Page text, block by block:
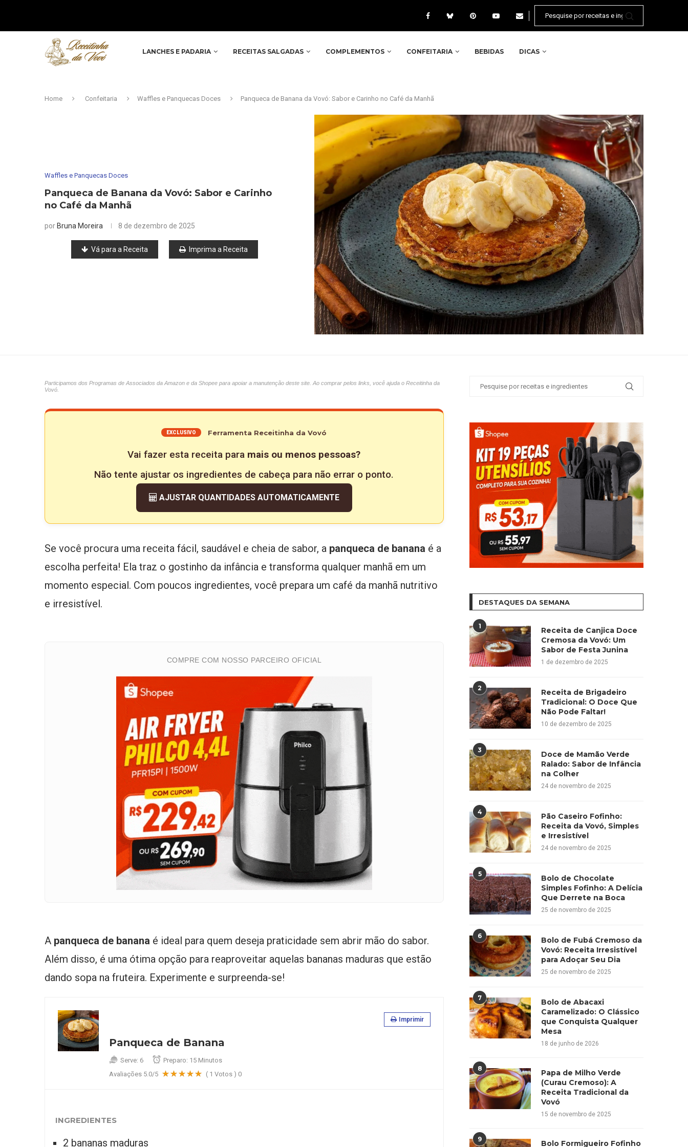
LANCHES E PADARIA RECEITAS SALGADAS COMPLEMENTOS CONFEITARIA BEBIDAS DICAS
Home Confeitaria Waffles e Panquecas Doces Panqueca de Banana da Vovó: Sabor e Carinho no Café da Manhã
Waffles e Panquecas Doces
Panqueca de Banana da Vovó: Sabor e Carinho
no Café da Manhã
por Bruna Moreira 8 de dezembro de 2025
Vá para a Receita Imprima a Receita
Participamos dos Programas de Associados da Amazon e da Shopee para apoiar a manutenção deste site. Ao comprar pelos links, você ajuda o Receitinha da
Vovó.
EXCLUSIVO Ferramenta Receitinha da Vovó
Vai fazer esta receita para mais ou menos pessoas?
Não tente ajustar os ingredientes de cabeça para não errar o ponto.
AJUSTAR QUANTIDADES AUTOMATICAMENTE
Se você procura uma receita fácil, saudável e cheia de sabor, a panqueca de banana é a
escolha perfeita! Ela traz o gostinho da infância e transforma qualquer manhã em um
momento especial. Com poucos ingredientes, você prepara um café da manhã nutritivo
e irresistível.
COMPRE COM NOSSO PARCEIRO OFICIAL
A panqueca de banana é ideal para quem deseja praticidade sem abrir mão do sabor.
Além disso, é uma ótima opção para reaproveitar aquelas bananas maduras que estão
dando sopa na fruteira. Experimente e surpreenda-se!
Panqueca de Banana
Imprimir
Serve: 6 Preparo: 15 Minutos
Avaliações 5.0/5 ( 1 Votos ) 0
INGREDIENTES
2 bananas maduras
DESTAQUES DA SEMANA
1
Receita de Canjica Doce
Cremosa da Vovó: Um
Sabor de Festa Junina
1 de dezembro de 2025
2
Receita de Brigadeiro
Tradicional: O Doce Que
Não Pode Faltar!
10 de dezembro de 2025
3
Doce de Mamão Verde
Ralado: Sabor de Infância
na Colher
24 de novembro de 2025
4
Pão Caseiro Fofinho:
Receita da Vovó, Simples
e Irresistível
24 de novembro de 2025
5
Bolo de Chocolate
Simples Fofinho: A Delícia
Que Derrete na Boca
25 de novembro de 2025
6
Bolo de Fubá Cremoso da
Vovó: Receita Irresistível
para Adoçar Seu Dia
25 de novembro de 2025
7
Bolo de Abacaxi
Caramelizado: O Clássico
que Conquista Qualquer
Mesa
18 de junho de 2026
8
Papa de Milho Verde
(Curau Cremoso): A
Receita Tradicional da
Vovó
15 de novembro de 2025
9
Bolo Formigueiro Fofinho